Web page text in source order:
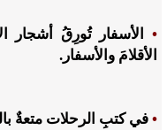
•
الأسفار تُورِقُ أشجار
الأقلامَ والأسفار.
• في كتبِ الرحلات متعةٌ